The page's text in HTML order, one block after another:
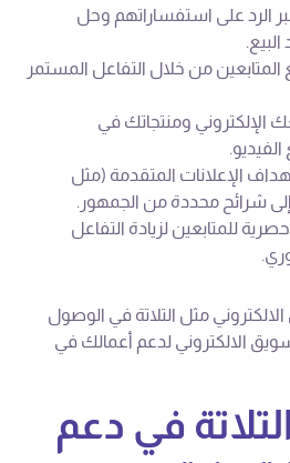
الرد على استفساراتهم وحل
المتابعين من خلال التفاعل المستمر
الإلكتروني ومنتجاتك في
الإعلانات المتقدمة (مثل
شرائح محددة من الجمهور.
للمتابعين لزيادة التفاعل
مثل التلاتة في الوصول
الالكتروني لدعم أعمالك في
في دعم